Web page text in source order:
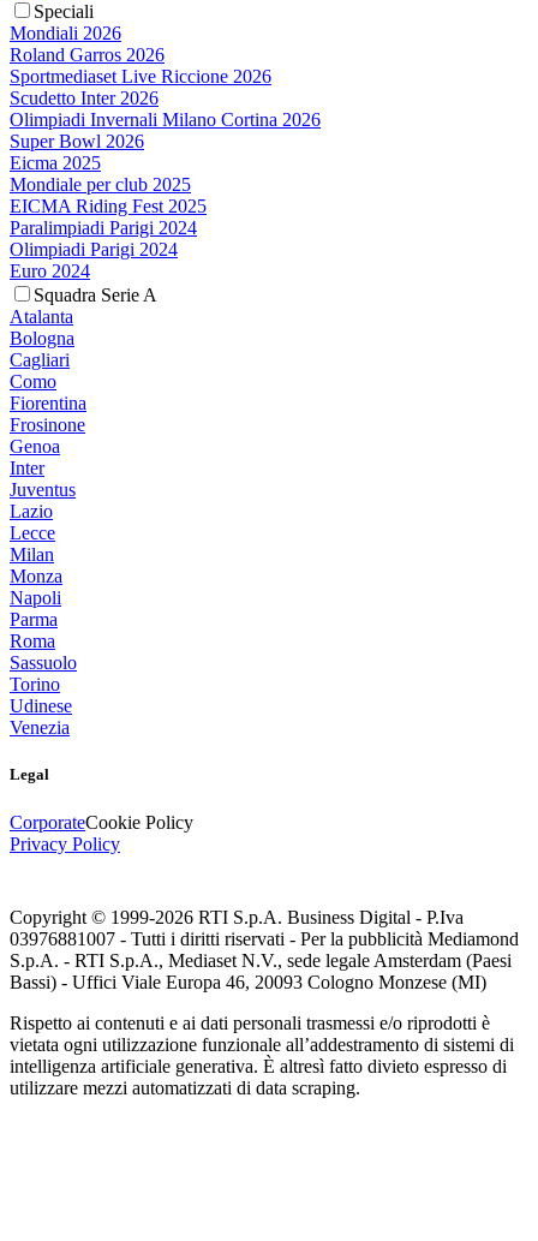
Speciali
Mondiali 2026
Roland Garros 2026
Sportmediaset Live Riccione 2026
Scudetto Inter 2026
Olimpiadi Invernali Milano Cortina 2026
Super Bowl 2026
Eicma 2025
Mondiale per club 2025
EICMA Riding Fest 2025
Paralimpiadi Parigi 2024
Olimpiadi Parigi 2024
Euro 2024
Squadra Serie A
Atalanta
Bologna
Cagliari
Como
Fiorentina
Frosinone
Genoa
Inter
Juventus
Lazio
Lecce
Milan
Monza
Napoli
Parma
Roma
Sassuolo
Torino
Udinese
Venezia
Legal
CorporateCookie Policy
Privacy Policy
Copyright © 1999-2026 RTI S.p.A. Business Digital - P.Iva
03976881007 - Tutti i diritti riservati - Per la pubblicità Mediamond
S.p.A. - RTI S.p.A., Mediaset N.V., sede legale Amsterdam (Paesi
Bassi) - Uffici Viale Europa 46, 20093 Cologno Monzese (MI)
Rispetto ai contenuti e ai dati personali trasmessi e/o riprodotti è
vietata ogni utilizzazione funzionale all’addestramento di sistemi di
intelligenza artificiale generativa. È altresì fatto divieto espresso di
utilizzare mezzi automatizzati di data scraping.